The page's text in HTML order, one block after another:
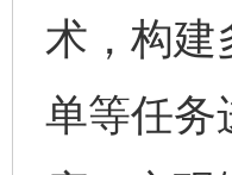
术，构建
单等任务